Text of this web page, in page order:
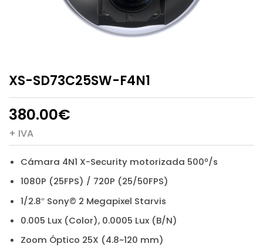
XS-SD73C25SW-F4N1
380.00€
+ IVA
Cámara 4N1 X-Security motorizada 500º/s
1080P (25FPS) / 720P (25/50FPS)
1/2.8″ Sony© 2 Megapixel Starvis
0.005 Lux (Color), 0.0005 Lux (B/N)
Zoom Óptico 25X (4.8~120 mm)